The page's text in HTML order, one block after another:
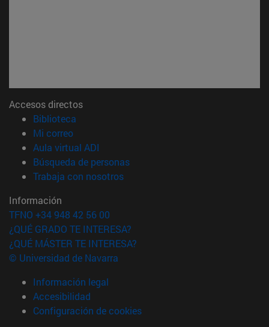
Accesos directos
Biblioteca
Mi correo(abre en nueva ventana)
Aula virtual ADI
Búsqueda de personas(abre en nueva ventana)
Trabaja con nosotros(abre en nueva ventana)
Información
TFNO +34 948 42 56 00
¿QUÉ GRADO TE INTERESA?
¿QUÉ MÁSTER TE INTERESA?
© Universidad de Navarra
Información legal
Accesibilidad
Configuración de cookies